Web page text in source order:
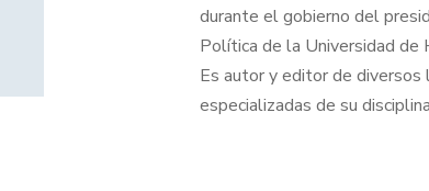
durante el gobierno del
Política de la Universidad de
Es autor y editor de
especializadas de su